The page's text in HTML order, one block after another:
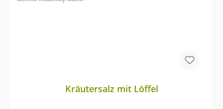
Kräutersalz mit Löffel